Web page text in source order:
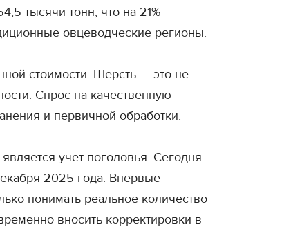
тысячи тонн, что на 21%
овцеводческие регионы.
стоимости. Шерсть — это не
Спрос на качественную
и первичной обработки.
учет поголовья. Сегодня
2025 года. Впервые
понимать реальное количество
вносить корректировки в